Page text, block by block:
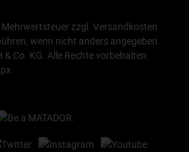
zzgl. Versandkosten
wenn nicht anders angegeben.
Co. KG. Alle Rechte vorbehalten.